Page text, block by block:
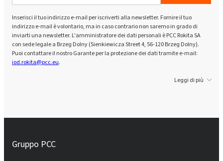
Inserisci il tuo indirizzo e-mail per iscriverti alla newsletter. Fornire il tuo
indirizzo e-mail è volontario, ma in caso contrario non saremo in grado di
inviarti una newsletter. L'amministratore dei dati personali è PCC Rokita SA
con sede legale a Brzeg Dolny (Sienkiewicza Street 4, 56-120 Brzeg Dolny).
Puoi contattare il nostro Garante per la protezione dei dati tramite e-mail:
iod.rokita@pcc.eu.
Leggi di più
Gruppo PCC